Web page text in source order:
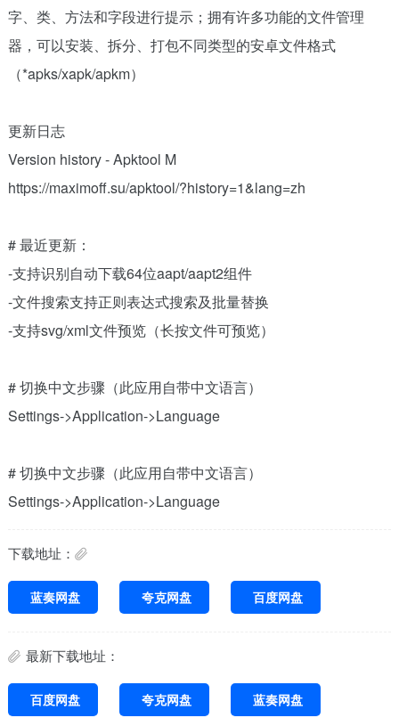
字、类、方法和字段进行提示；拥有许多功能的文件管理
器，可以安装、拆分、打包不同类型的安卓文件格式
（*apks/xapk/apkm）
更新日志
Version history - Apktool M
https://maximoff.su/apktool/?history=1&lang=zh
# 最近更新：
-支持识别自动下载64位aapt/aapt2组件
-文件搜索支持正则表达式搜索及批量替换
-支持svg/xml文件预览（长按文件可预览）
# 切换中文步骤（此应用自带中文语言）
Settings->Application->Language
# 切换中文步骤（此应用自带中文语言）
Settings->Application->Language
下载地址：
蓝奏网盘 夸克网盘 百度网盘
最新下载地址：
百度网盘 夸克网盘 蓝奏网盘